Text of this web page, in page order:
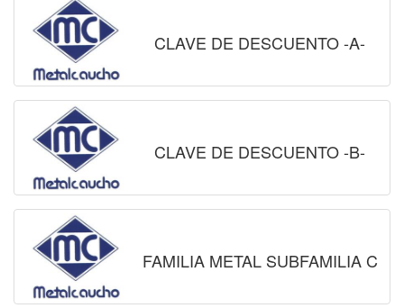
CLAVE DE DESCUENTO -A-
CLAVE DE DESCUENTO -B-
FAMILIA METAL SUBFAMILIA C